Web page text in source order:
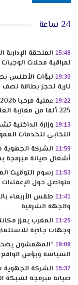
24 ساعة
15:48 الملحقة
لمراقبة محلات
19:30 لبؤات الأطلس
نارية لحجز بطاقة
19:22
225 ألفا من مغاربة العالم وسط تواصل التدفقات نحو المملكة
19:13 وزارة الداخلية
انتخابي للخدمات
11:59 الشركة
أشغال صيانة مبرمجة
11:53 رسوم التوقيت
متواصل حول الإعفاءات
11:41 طقس الأربعاء
والجهة الشرقية
11:25
وجهات جاذبة
19:09 “المهمشون
السياسة وبؤس الواقع
15:37 الشركة
صيانة مبرمجة لشبكة